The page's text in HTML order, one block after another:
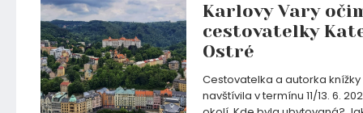
Karlovy Vary
cestovatelky
Ostré
Cestovatelka a autorka knížky
navštívila v termínu 11/13. 6.